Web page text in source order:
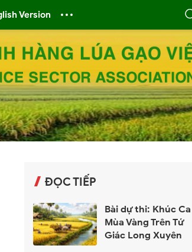
Version
ĐỌC TIẾP
Bài dự thi: Khúc Ca
Mùa Vàng Trên Tứ
Giác Long Xuyên